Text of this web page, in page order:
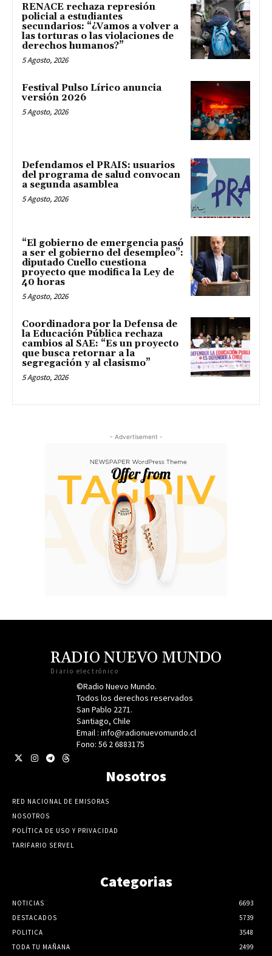
RENACE rechaza represión
policial a estudiantes
secundarios: “¿Vamos a volver a
las torturas o las violaciones de
derechos humanos?”
5 Agosto, 2026
Festival Pulso Lírico anuncia
versión 2026
5 Agosto, 2026
Defendamos el PRAIS: usuarios
del programa de salud convocan
a segunda asamblea
5 Agosto, 2026
“El gobierno de emergencia pasó
a ser el gobierno del desempleo”:
diputado Cuello cuestiona
proyecto que modifica la Ley de
40 horas
5 Agosto, 2026
Coordinadora por la Defensa de
la Educación Pública rechaza
cambios al SAE: “Es un proyecto
que busca retornar a la
segregación y al clasismo”
5 Agosto, 2026
- Advertisement -
RADIO NUEVO MUNDO
Diario electrónico
©Radio Nuevo Mundo.
Todos los derechos reservados
San Pablo 2271.
Santiago, Chile
Email : info@radionuevomundo.cl
Fono: 56 2 6883175
Nosotros
RED NACIONAL DE EMISORAS
NOSOTROS
POLÍTICA DE USO Y PRIVACIDAD
TARIFARIO SERVEL
Categorias
NOTICIAS
6693
DESTACADOS
5739
POLITICA
3548
TODA TU MAÑANA
2499